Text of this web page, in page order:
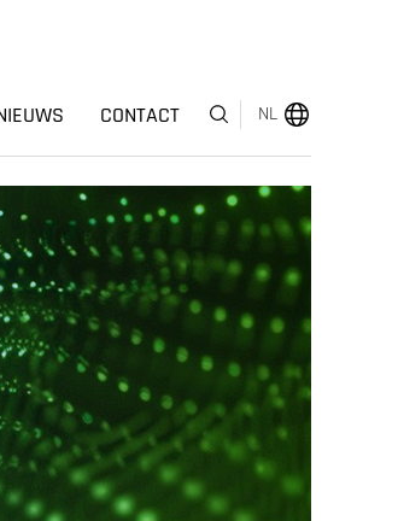
CONTACT NL
MENU
BEDRIJFSSEGMENTEN
HUMAN CAPITAL
ONDERSCHEIDINGEN
INVESTEERDERSRELATIES